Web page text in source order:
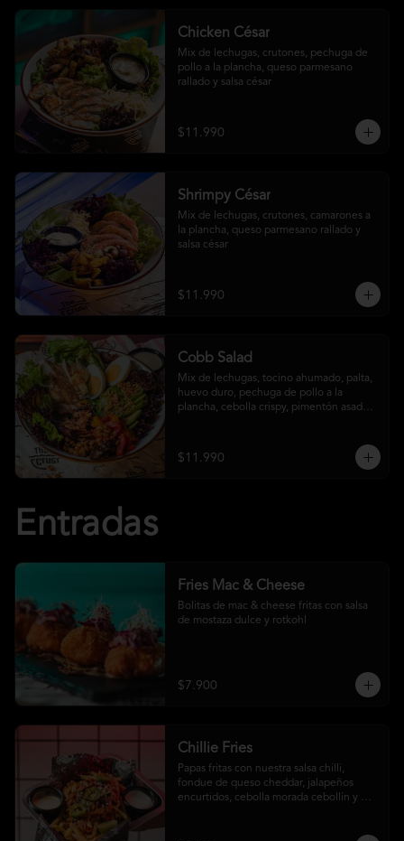
Chicken César
Mix de lechugas, crutones, pechuga de
pollo a la plancha, queso parmesano
rallado y salsa césar
$11.990
Shrimpy César
Mix de lechugas, crutones, camarones a
la plancha, queso parmesano rallado y
salsa césar
$11.990
Cobb Salad
Mix de lechugas, tocino ahumado, palta,
huevo duro, pechuga de pollo a la
plancha, cebolla crispy, pimentón asado,
$11.990
Entradas
Fries Mac & Cheese
Bolitas de mac & cheese fritas con salsa
de mostaza dulce y rotkohl
$7.900
Chillie Fries
Papas fritas con nuestra salsa chilli,
fondue de queso cheddar, jalapeños
encurtidos, cebolla morada cebollín y